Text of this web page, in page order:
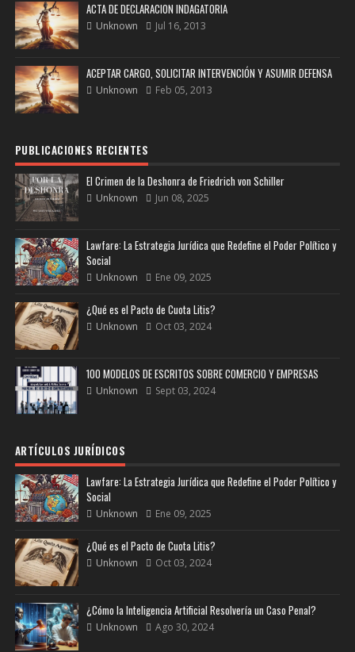
ACTA DE DECLARACION INDAGATORIA
Unknown Jul 16, 2013
ACEPTAR CARGO, SOLICITAR INTERVENCIÓN Y ASUMIR DEFENSA
Unknown Feb 05, 2013
PUBLICACIONES RECIENTES
El Crimen de la Deshonra de Friedrich von Schiller
Unknown Jun 08, 2025
Lawfare: La Estrategia Jurídica que Redefine el Poder Político y
Social
Unknown Ene 09, 2025
¿Qué es el Pacto de Cuota Litis?
Unknown Oct 03, 2024
100 MODELOS DE ESCRITOS SOBRE COMERCIO Y EMPRESAS
Unknown Sept 03, 2024
ARTÍCULOS JURÍDICOS
Lawfare: La Estrategia Jurídica que Redefine el Poder Político y
Social
Unknown Ene 09, 2025
¿Qué es el Pacto de Cuota Litis?
Unknown Oct 03, 2024
¿Cómo la Inteligencia Artificial Resolvería un Caso Penal?
Unknown Ago 30, 2024